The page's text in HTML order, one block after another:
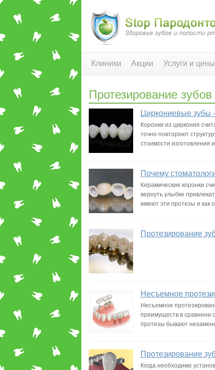
Клиники Акции Услуги и цены
Протезирование зубов
Циркониевые зубы
Коронки из циркония
точно повторяют
стоимости изготовления
Почему
Керамические коронки
вернуть улыбке
имеют эти протезы и как
Протезирование
Несъемное
Несъемное
преимуществ в сравнени
протезы бывают
Протезирование
Когда необходимо